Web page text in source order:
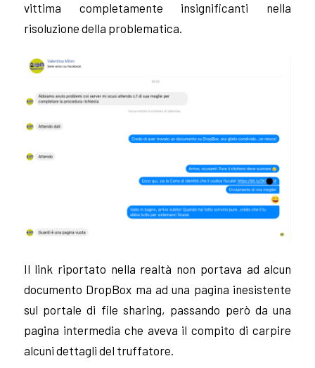
vittima completamente insignificanti nella
risoluzione della problematica.
Il link riportato nella realtà non portava ad alcun
documento DropBox ma ad una pagina inesistente
sul portale di file sharing, passando però da una
pagina intermedia che aveva il compito di carpire
alcuni dettagli del truffatore.